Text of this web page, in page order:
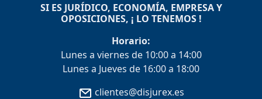
SI ES JURÍDICO, ECONOMÍA, EMPRESA Y
OPOSICIONES, ¡ LO TENEMOS !
Horario:
Lunes a viernes de 10:00 a 14:00
Lunes a Jueves de 16:00 a 18:00
clientes@disjurex.es